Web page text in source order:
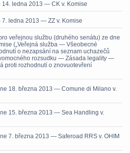
ledna 2013 — CK v. Komise
ledna 2013 — ZZ v. Komise
veřejnou službu (druhého senátu) ze dne
(„Veřejná služba — Všeobecné
o nezapsání na seznam uchazečů
rozsudku — Zásada legality —
proti rozhodnutí o znovuotevření
18. března 2013 — Comune di Milano v.
15. března 2013 — Sea Handling v.
7. března 2013 — Saferoad RRS v. OHIM